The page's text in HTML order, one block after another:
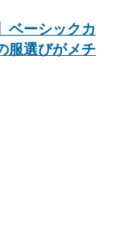
ベーシックカ
服選びがメチ